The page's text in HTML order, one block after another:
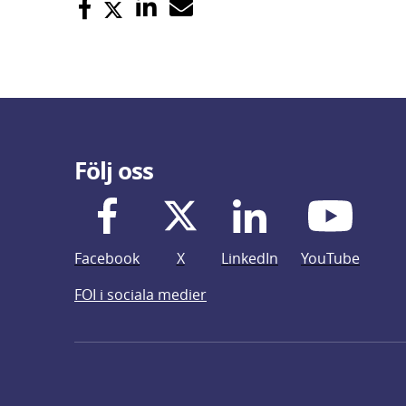
Följ oss
Facebook X LinkedIn
YouTube
FOI i sociala medier